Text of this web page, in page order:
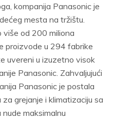
kompanija Panasonic je
mesta na tržištu.
više od 200 miliona
proizvode u 294 fabrike
uvereni u izuzetno visok
Panasonic. Zahvaljujući
Panasonic je postala
grejanje i klimatizaciju sa
nude maksimalnu